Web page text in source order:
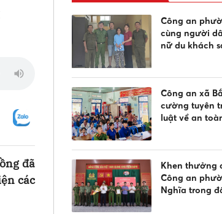
đã
các
Công an
cùng người
nữ du khách
Công an xã
cường tuyên
luật về an
Khen thưởng
Công an
Nghĩa trong